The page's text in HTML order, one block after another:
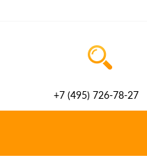
+7 (495) 726-78-27